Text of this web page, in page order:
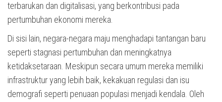
terbarukan dan digitalisasi, yang berkontribusi pada
pertumbuhan ekonomi mereka.
Di sisi lain, negara-negara maju menghadapi tantangan baru
seperti stagnasi pertumbuhan dan meningkatnya
ketidaksetaraan. Meskipun secara umum mereka memiliki
infrastruktur yang lebih baik, kekakuan regulasi dan isu
demografi seperti penuaan populasi menjadi kendala. Oleh